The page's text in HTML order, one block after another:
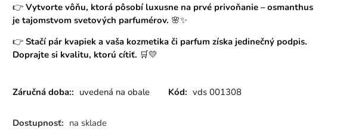
👉 Vytvorte vôňu, ktorá pôsobí luxusne na prvé privoňanie – osmanthus
je tajomstvom svetových parfumérov. 🌸✨
👉 Stačí pár kvapiek a vaša kozmetika či parfum získa jedinečný podpis.
Doprajte si kvalitu, ktorú cítiť. 🛒💛
Záručná doba:: uvedená na obale Kód: vds 001308
Dostupnosť: na sklade